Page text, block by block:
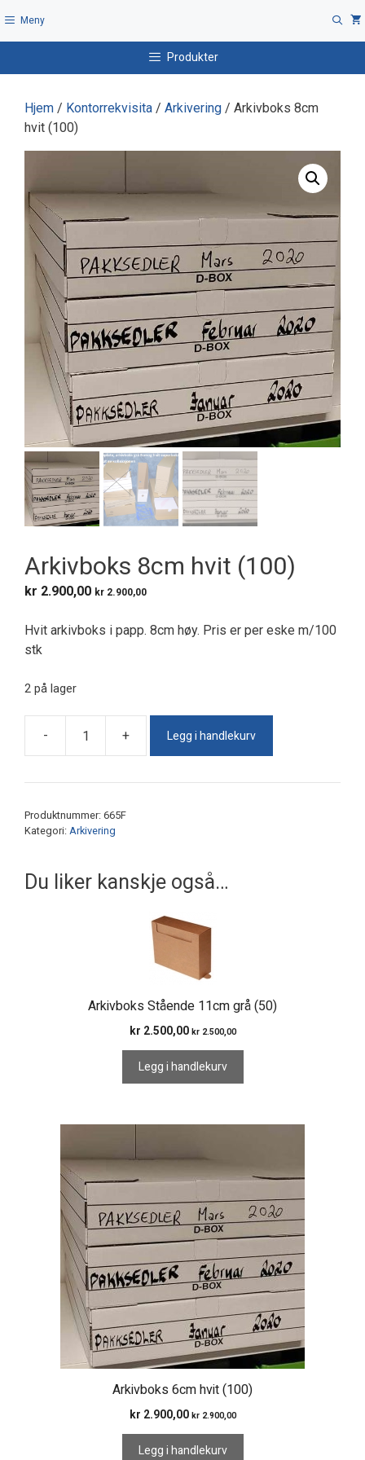
til
Meny
Produkter
Hjem / Kontorrekvisita / Arkivering / Arkivboks 8cm
hvit (100)
Arkivboks 8cm hvit (100)
kr 2.900,00 kr 2.900,00
Hvit arkivboks i papp. 8cm høy. Pris er per eske m/100
stk
2 på lager
-
Arkivboks
hvit
+ Legg i handlekurv
Produktnummer: 665F
Kategori: Arkivering
Du liker kanskje også…
Arkivboks Stående 11cm grå (50)
kr 2.500,00 kr2.500,00
Legg i handlekurv
Arkivboks 6cm hvit (100)
kr 2.900,00 kr2.900,00
Legg i handlekurv